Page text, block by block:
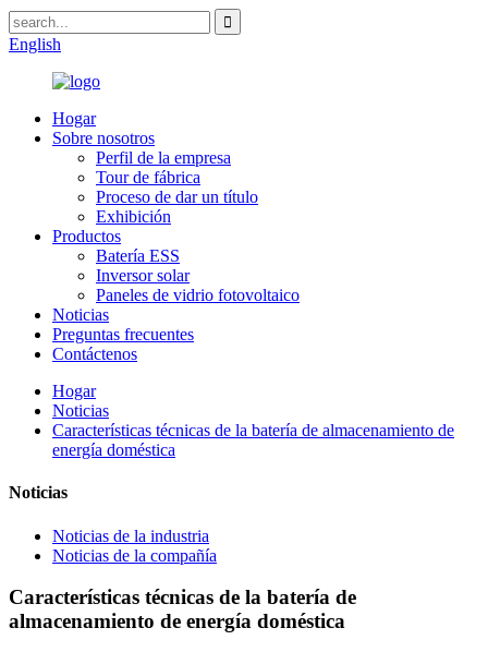
English
Hogar
Sobre nosotros
Perfil de la empresa
Tour de fábrica
Proceso de dar un título
Exhibición
Productos
Batería ESS
Inversor solar
Paneles de vidrio fotovoltaico
Noticias
Preguntas frecuentes
Contáctenos
Hogar
Noticias
Características técnicas de la batería de almacenamiento de
energía doméstica
Noticias
Noticias de la industria
Noticias de la compañía
Características técnicas de la batería de
almacenamiento de energía doméstica